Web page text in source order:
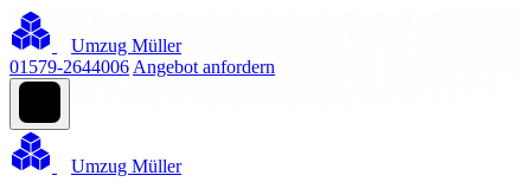
Umzug Müller
01579-2644006 Angebot anfordern
Umzug Müller